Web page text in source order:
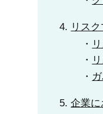
リス
企業